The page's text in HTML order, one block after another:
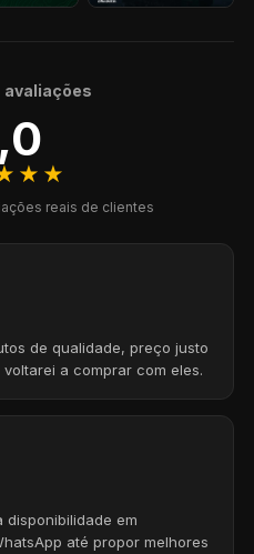
avaliações
reais de clientes
de qualidade, preço justo
a comprar com eles.
disponibilidade em
até propor melhores